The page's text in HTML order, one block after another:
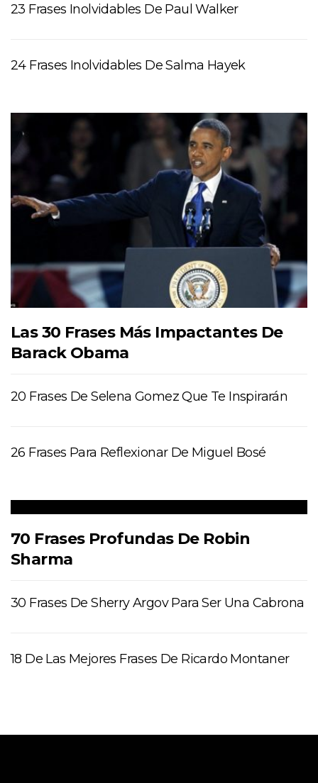
23 Frases Inolvidables De Paul Walker
24 Frases Inolvidables De Salma Hayek
Las 30 Frases Más Impactantes De
Barack Obama
20 Frases De Selena Gomez Que Te Inspirarán
26 Frases Para Reflexionar De Miguel Bosé
70 Frases Profundas De Robin
Sharma
30 Frases De Sherry Argov Para Ser Una Cabrona
18 De Las Mejores Frases De Ricardo Montaner